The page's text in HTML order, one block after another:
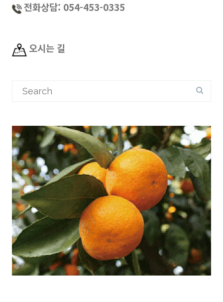
전화상담: 054-453-0335
오시는 길
for: